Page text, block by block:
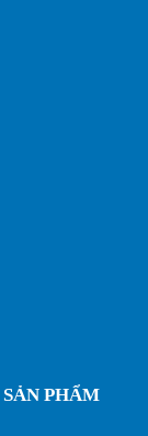
SẢN PHẨM